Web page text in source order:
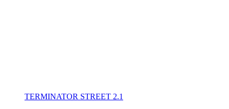
TERMINATOR STREET 2.1